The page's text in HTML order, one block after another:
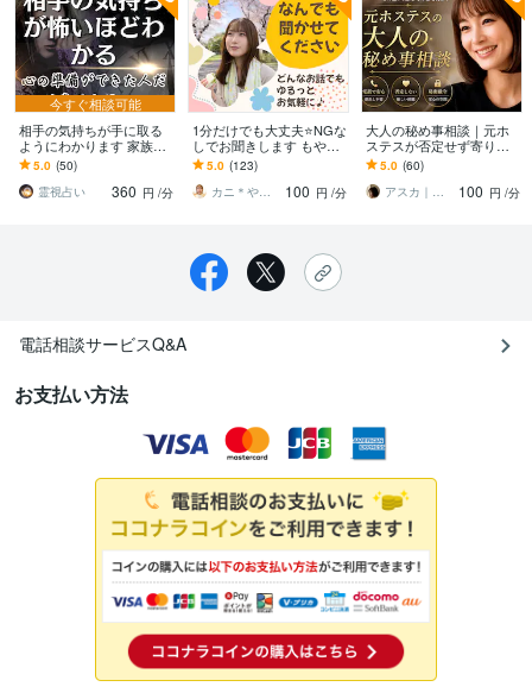
今すぐ相談可能
相手の気持ちが手に取る
ようにわかります 家族・
不倫・同性愛相手の気持
ちがリアルタイムでわか
る
5.0 (50)
霊視占い
360 円 /分
1分だけでも大丈夫⭐NGな
しでお聞きします もやも
や/不安/なぜかさみしい/秘
密がある/あなたが最優
先！
5.0 (123)
カニ＊やわらかまごころ検定1級
100 円 /分
大人の秘め事相談｜元ホ
ステスが否定せず寄り添
います 世間の常識では測
れない恋や過去。一切の
偏見なしで伺います。
5.0 (60)
アスカ｜ひとり時間を彩る聴くプロ
100 円 /分
電話相談サービスQ&A
お支払い方法